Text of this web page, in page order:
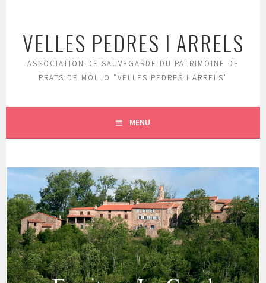
contenu
principal
VELLES PEDRES I ARRELS
ASSOCIATION DE SAUVEGARDE DU PATRIMOINE DE
PRATS DE MOLLO "VELLES PEDRES I ARRELS"
MENU